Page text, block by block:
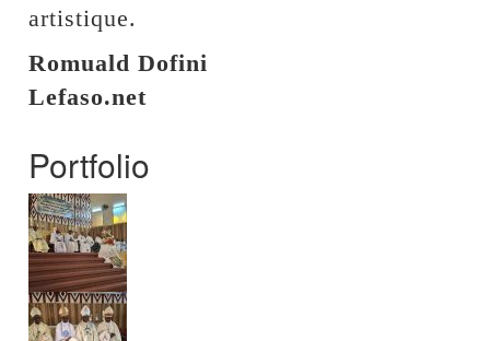
artistique.
Romuald Dofini
Lefaso.net
Portfolio